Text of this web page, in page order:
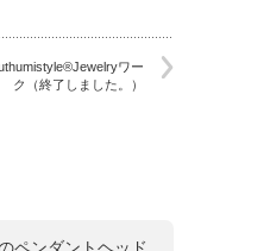
ワー
ク（終了しました。）
ペンダントヘッド